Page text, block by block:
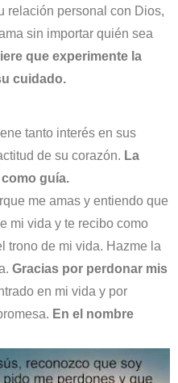
relación personal con Dios,
sin importar quién sea
que experimente la
cuidado.
tanto interés en sus
de su corazón. La
guía.
me amas y entiendo que
mi vida y te recibo como
trono de mi vida. Hazme la
Gracias por perdonar mis
en mi vida y por
En el nombre